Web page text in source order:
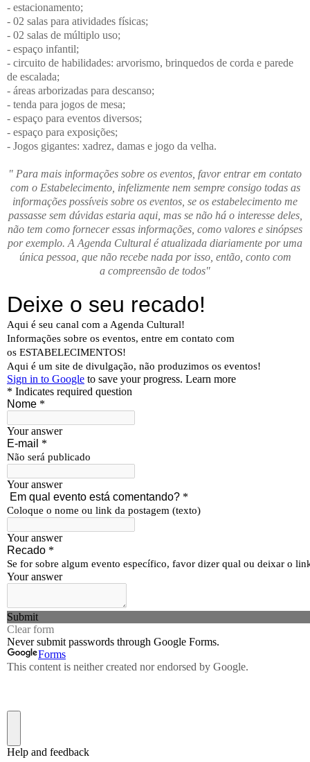
- estacionamento;
- 02 salas para atividades físicas;
- 02 salas de múltiplo uso;
- espaço infantil;
- circuito de habilidades: arvorismo, brinquedos de corda e parede
de escalada;
- áreas arborizadas para descanso;
- tenda para jogos de mesa;
- espaço para eventos diversos;
- espaço para exposições;
- Jogos gigantes: xadrez, damas e jogo da velha.
" Para mais informações sobre os eventos, favor entrar em contato
com o Estabelecimento, infelizmente nem sempre consigo todas as
informações possíveis sobre os eventos, se os estabelecimento me
passasse sem dúvidas estaria aqui, mas se não há o interesse deles,
não tem como fornecer essas informações, como valores e sinópses
por exemplo. A Agenda Cultural é atualizada diariamente por uma
única pessoa, que não recebe nada por isso, então, conto com
a compreensão de todos"